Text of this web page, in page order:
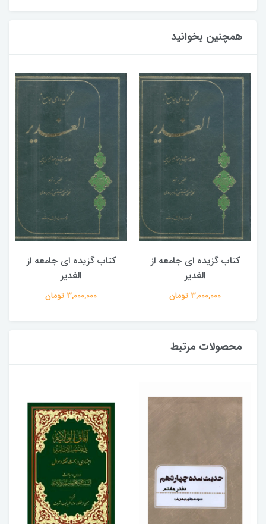
همچنین بخوانید
کتاب گزیده ای جامعه از
الغدیر
3,000,000 تومان
کتاب گزیده ای جامعه از
الغدیر
3,000,000 تومان
محصولات مرتبط